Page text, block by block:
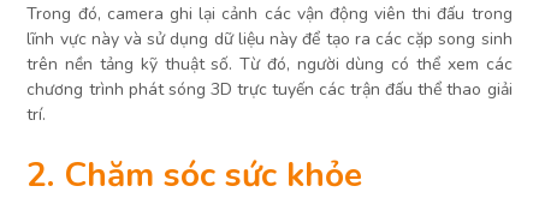
Trong đó, camera ghi lại cảnh các vận động viên thi đấu trong
lĩnh vực này và sử dụng dữ liệu này để tạo ra các cặp song sinh
trên nền tảng kỹ thuật số. Từ đó, người dùng có thể xem các
chương trình phát sóng 3D trực tuyến các trận đấu thể thao giải
trí.
2. Chăm sóc sức khỏe